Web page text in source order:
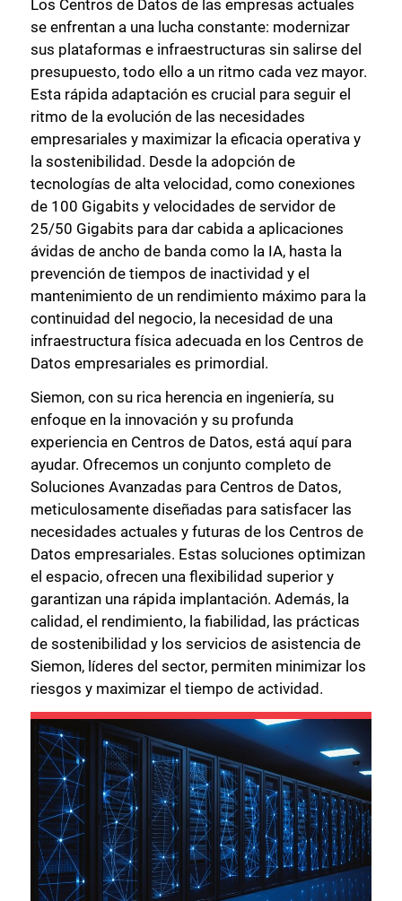
Los Centros de Datos de las empresas actuales
se enfrentan a una lucha constante: modernizar
sus plataformas e infraestructuras sin salirse del
presupuesto, todo ello a un ritmo cada vez mayor.
Esta rápida adaptación es crucial para seguir el
ritmo de la evolución de las necesidades
empresariales y maximizar la eficacia operativa y
la sostenibilidad. Desde la adopción de
tecnologías de alta velocidad, como conexiones
de 100 Gigabits y velocidades de servidor de
25/50 Gigabits para dar cabida a aplicaciones
ávidas de ancho de banda como la IA, hasta la
prevención de tiempos de inactividad y el
mantenimiento de un rendimiento máximo para la
continuidad del negocio, la necesidad de una
infraestructura física adecuada en los Centros de
Datos empresariales es primordial.
Siemon, con su rica herencia en ingeniería, su
enfoque en la innovación y su profunda
experiencia en Centros de Datos, está aquí para
ayudar. Ofrecemos un conjunto completo de
Soluciones Avanzadas para Centros de Datos,
meticulosamente diseñadas para satisfacer las
necesidades actuales y futuras de los Centros de
Datos empresariales. Estas soluciones optimizan
el espacio, ofrecen una flexibilidad superior y
garantizan una rápida implantación. Además, la
calidad, el rendimiento, la fiabilidad, las prácticas
de sostenibilidad y los servicios de asistencia de
Siemon, líderes del sector, permiten minimizar los
riesgos y maximizar el tiempo de actividad.